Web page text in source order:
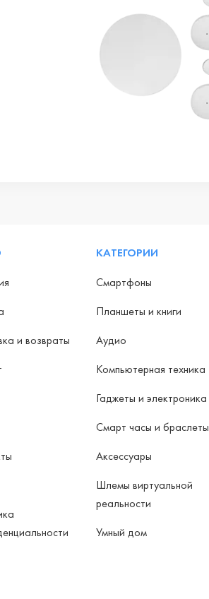
и возвраты
КАТЕГОРИИ
Смартфоны
Планшеты и книги
Аудио
Компьютерная техника
Гаджеты и электроника
Смарт часы и браслеты
Аксессуары
Шлемы виртуальной
реальности
Умный дом